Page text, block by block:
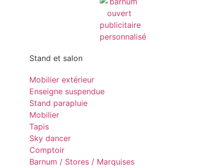
Stand et salon
Mobilier extérieur
Enseigne suspendue
Stand parapluie
Mobilier
Tapis
Sky dancer
Comptoir
Barnum / Stores / Marquises